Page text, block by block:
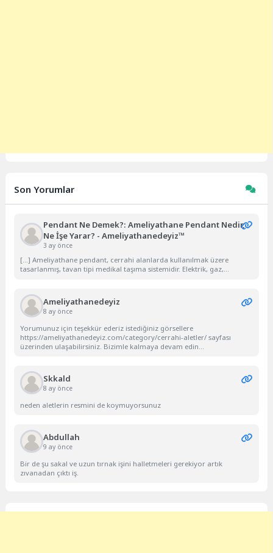
Son Yorumlar
Pendant Ne Demek?: Ameliyathane Pendant Nedir,
Ne İşe Yarar? - Ameliyathanedeyiz™
3 ay önce
[…] Ameliyathane pendant, cerrahi alanlarda kullanılmak üzere
tasarlanmış, tavan tipi medikal taşıma sistemidir. Elektrik, gaz,...
Ameliyathanedeyiz
8 ay önce
Yorumunuz için teşekkür ederiz istediğiniz görsellere
https://ameliyathanedeyiz.com/category/cerrahi-aletler/ sayfası
üzerinden ulaşabilirsiniz. Bizimle kalmaya devam edin...
Skkald
8 ay önce
neden aletlerin resmini de koymuyorsunuz
Abdullah
9 ay önce
Bir de şu sakal ve uzun tırnak işini halletmeleri gerekiyor artık
zıvanadan çıktı iş.